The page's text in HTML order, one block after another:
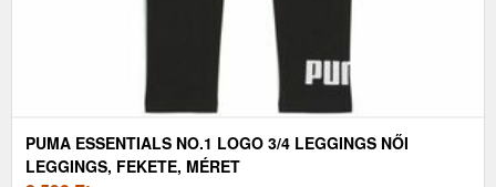
PUMA ESSENTIALS NO.1 LOGO 3/4 LEGGINGS NŐI
LEGGINGS, FEKETE, MÉRET